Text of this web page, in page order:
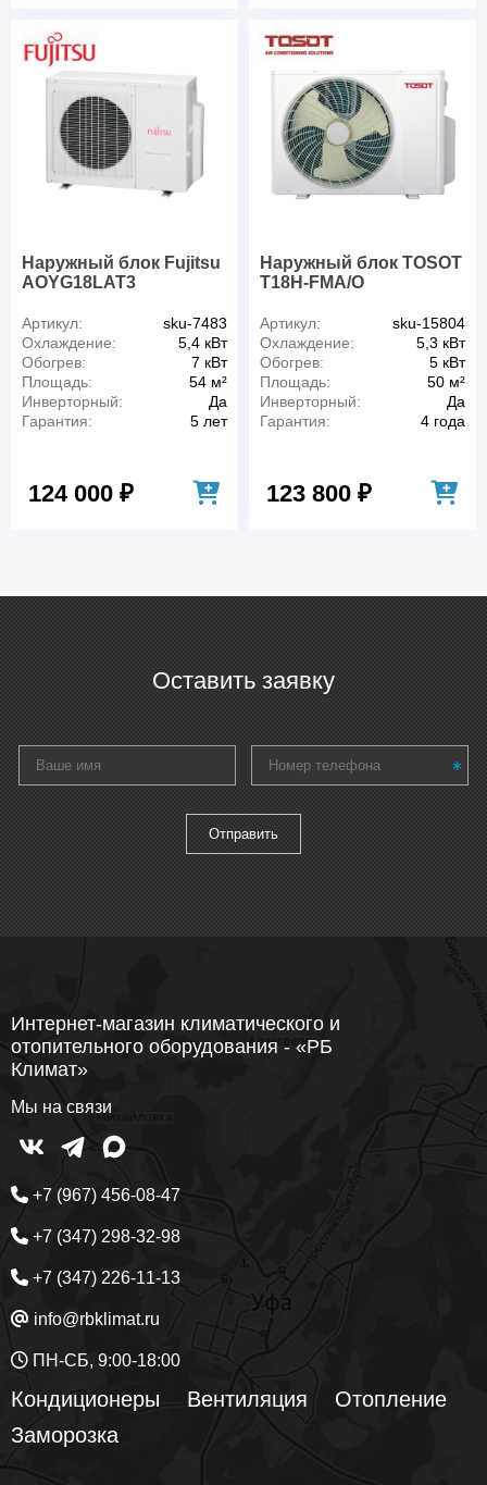
Наружный блок Fujitsu
AOYG18LAT3
Артикул:
sku-7483
Охлаждение:
5,4 кВт
Обогрев:
7 кВт
Площадь:
54 м²
Инверторный:
Да
Гарантия:
5 лет
124 000 ₽
Наружный блок TOSOT
T18H-FMA/O
Артикул:
sku-15804
Охлаждение:
5,3 кВт
Обогрев:
5 кВт
Площадь:
50 м²
Инверторный:
Да
Гарантия:
4 года
123 800 ₽
Оставить заявку
Интернет-магазин климатического и
отопительного оборудования - «РБ
Климат»
Мы на связи
+7 (967) 456-08-47
+7 (347) 298-32-98
+7 (347) 226-11-13
info@rbklimat.ru
ПН-СБ, 9:00-18:00
Кондиционеры Вентиляция
Отопление
Заморозка